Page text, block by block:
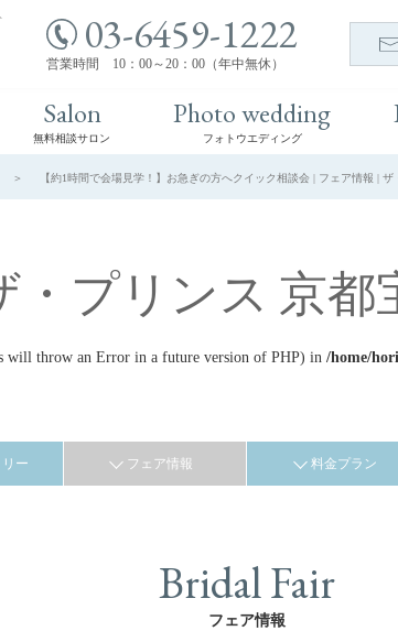
03-6459-1222
営業時間 10：00～20：00（年中無休）
Salon
無料相談サロン
Photo wedding
フォトウエディング
【約1時間で会場見学！】お急ぎの方へクイック相談会 | フェア情報 |
・プリンス 京都
will throw an Error in a future version of PHP) in /home/
ー フェア情報 料金プラン
Bridal Fair
フェア情報